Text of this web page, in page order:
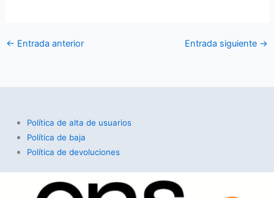
← Entrada anterior Entrada siguiente →
Política de alta de usuarios
Política de baja
Política de devoluciones